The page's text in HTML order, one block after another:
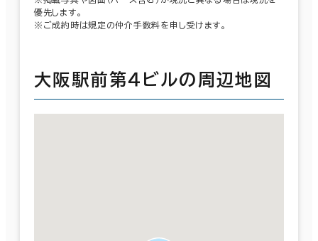
優先します。
※ご成約時は規定の仲介手数料を申し受けます。
大阪駅前第４ビルの周辺地図